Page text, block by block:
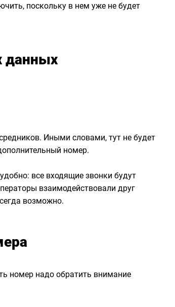
поскольку в нем уже не будет
данных
Иными словами, тут не будет
номер.
все входящие звонки будут
взаимодействовали друг
возможно.
номер надо обратить внимание